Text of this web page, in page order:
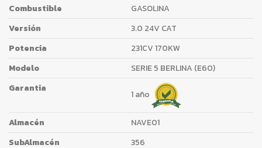
Combustible
GASOLINA
Versión
3.0 24V CAT
Potencia
231CV 170KW
Modelo
SERIE 5 BERLINA (E60)
Garantia
1 año
Almacén
NAVE01
SubAlmacén
356